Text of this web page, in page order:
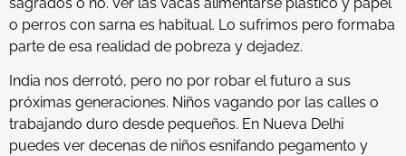
o perros con sarna es habitual. Lo sufrimos pero formaba
parte de esa realidad de pobreza y dejadez.
India nos derrotó, pero no por robar el futuro a sus
próximas generaciones. Niños vagando por las calles o
trabajando duro desde pequeños. En Nueva Delhi
puedes ver decenas de niños esnifando pegamento y